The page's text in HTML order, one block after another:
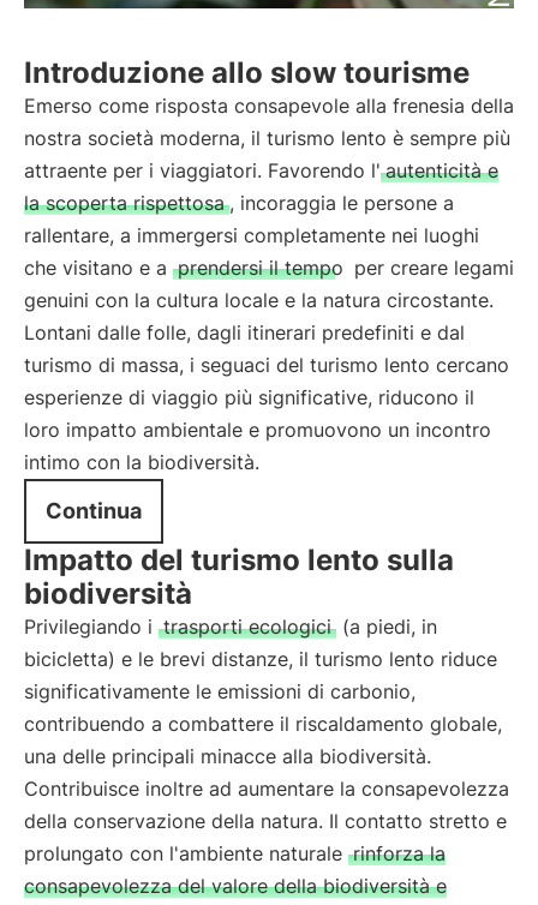
Introduzione allo slow tourisme
Emerso come risposta consapevole alla frenesia della
nostra società moderna, il turismo lento è sempre più
attraente per i viaggiatori. Favorendo l' autenticità e
la scoperta rispettosa , incoraggia le persone a
rallentare, a immergersi completamente nei luoghi
che visitano e a prendersi il tempo per creare legami
genuini con la cultura locale e la natura circostante.
Lontani dalle folle, dagli itinerari predefiniti e dal
turismo di massa, i seguaci del turismo lento cercano
esperienze di viaggio più significative, riducono il
loro impatto ambientale e promuovono un incontro
intimo con la biodiversità.
Continua
Impatto del turismo lento sulla
biodiversità
Privilegiando i trasporti ecologici (a piedi, in
bicicletta) e le brevi distanze, il turismo lento riduce
significativamente le emissioni di carbonio,
contribuendo a combattere il riscaldamento globale,
una delle principali minacce alla biodiversità.
Contribuisce inoltre ad aumentare la consapevolezza
della conservazione della natura. Il contatto stretto e
prolungato con l'ambiente naturale rinforza la
consapevolezza del valore della biodiversità e